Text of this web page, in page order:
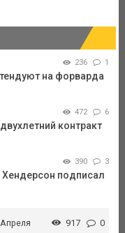
236 1
на форварда
472 6
контракт
390 3
подписал
917 0